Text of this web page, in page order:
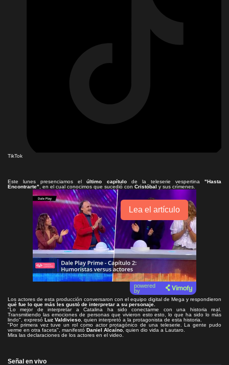
TikTok
Este lunes presenciamos elúltimo capítulode la teleserie vespertina"Hasta
Encontrarte" , en el cual conocimos que sucedió con Cristóbal y sus crímenes.
Lea el artículo
powered
by
Los actores de esta producción conversaron con el equipo digital de Mega y respondieron
qué fue lo que más les gustó de interpretar a su personaje.
"Lo mejor de interpretar a Catalina ha sido conectarme con una historia real.
Transmitiendo las emociones de personas que vivieron esto esto, lo que ha sido lo más
lindo", expresó Luz Valdivieso , quien interpretó a la protagonista de esta historia.
"Por primera vez tuve un rol como actor protagónico de una teleserie. La gente pudo
verme en otra faceta", manifestó Daniel Alcaíno , quien dio vida a Lautaro.
Mira las declaraciones de los actores en el video.
Señal en vivo